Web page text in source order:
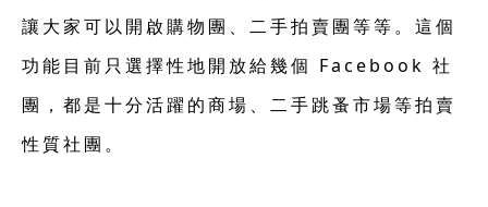
讓大家可以開啟購物團、二手拍賣團等等。這個
功能目前只選擇性地開放給幾個 Facebook 社
團，都是十分活躍的商場、二手跳蚤市場等拍賣
性質社團。